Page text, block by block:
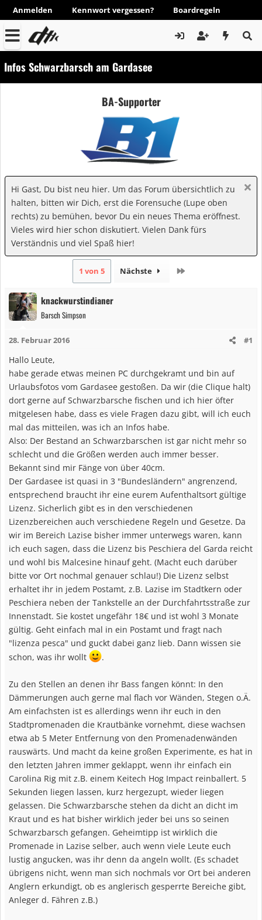
Anmelden Kennwort vergessen? Boardregeln
Infos Schwarzbarsch am Gardasee
BA-Supporter
Hi Gast, Du bist neu hier. Um das Forum übersichtlich zu
halten, bitten wir Dich, erst die Forensuche (Lupe oben
rechts) zu bemühen, bevor Du ein neues Thema eröffnest.
Vieles wird hier schon diskutiert. Vielen Dank fürs
Verständnis und viel Spaß hier!
1 von 5 Nächste
knackwurstindianer
Barsch Simpson
28. Februar 2016 #1
Hallo Leute,
habe gerade etwas meinen PC durchgekramt und bin auf
Urlaubsfotos vom Gardasee gestoßen. Da wir (die Clique halt)
dort gerne auf Schwarzbarsche fischen und ich hier öfter
mitgelesen habe, dass es viele Fragen dazu gibt, will ich euch
mal das mitteilen, was ich an Infos habe.
Also: Der Bestand an Schwarzbarschen ist gar nicht mehr so
schlecht und die Größen werden auch immer besser.
Bekannt sind mir Fänge von über 40cm.
Der Gardasee ist quasi in 3 "Bundesländern" angrenzend,
entsprechend braucht ihr eine eurem Aufenthaltsort gültige
Lizenz. Sicherlich gibt es in den verschiedenen
Lizenzbereichen auch verschiedene Regeln und Gesetze. Da
wir im Bereich Lazise bisher immer unterwegs waren, kann
ich euch sagen, dass die Lizenz bis Peschiera del Garda reicht
und wohl bis Malcesine hinauf geht. (Macht euch darüber
bitte vor Ort nochmal genauer schlau!) Die Lizenz selbst
erhaltet ihr in jedem Postamt, z.B. Lazise im Stadtkern oder
Peschiera neben der Tankstelle an der Durchfahrtsstraße zur
Innenstadt. Sie kostet ungefähr 18€ und ist wohl 3 Monate
gültig. Geht einfach mal in ein Postamt und fragt nach
"lizenza pesca" und guckt dabei ganz lieb. Dann wissen sie
schon, was ihr wollt
.
Zu den Stellen an denen ihr Bass fangen könnt: In den
Dämmerungen auch gerne mal flach vor Wänden, Stegen o.Ä.
Am einfachsten ist es allerdings wenn ihr euch in den
Stadtpromenaden die Krautbänke vornehmt, diese wachsen
etwa ab 5 Meter Entfernung von den Promenadenwänden
rauswärts. Und macht da keine großen Experimente, es hat in
den letzten Jahren immer geklappt, wenn ihr einfach ein
Carolina Rig mit z.B. einem Keitech Hog Impact reinballert. 5
Sekunden liegen lassen, kurz hergezupt, wieder liegen
gelassen. Die Schwarzbarsche stehen da dicht an dicht im
Kraut und es hat bisher wirklich jeder bei uns so seinen
Schwarzbarsch gefangen. Geheimtipp ist wirklich die
Promenade in Lazise selber, auch wenn viele Leute euch
lustig angucken, was ihr denn da angeln wollt. (Es schadet
übrigens nicht, wenn man sich nochmals vor Ort bei anderen
Anglern erkundigt, ob es anglerisch gesperrte Bereiche gibt,
Anleger d. Fähren z.B.)